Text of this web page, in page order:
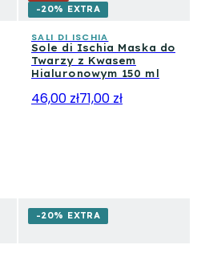
-20% EXTRA
SALI DI ISCHIA
Sole di Ischia Maska do
Twarzy z Kwasem
Hialuronowym 150 ml
46,00 zł71,00 zł
-20% EXTRA